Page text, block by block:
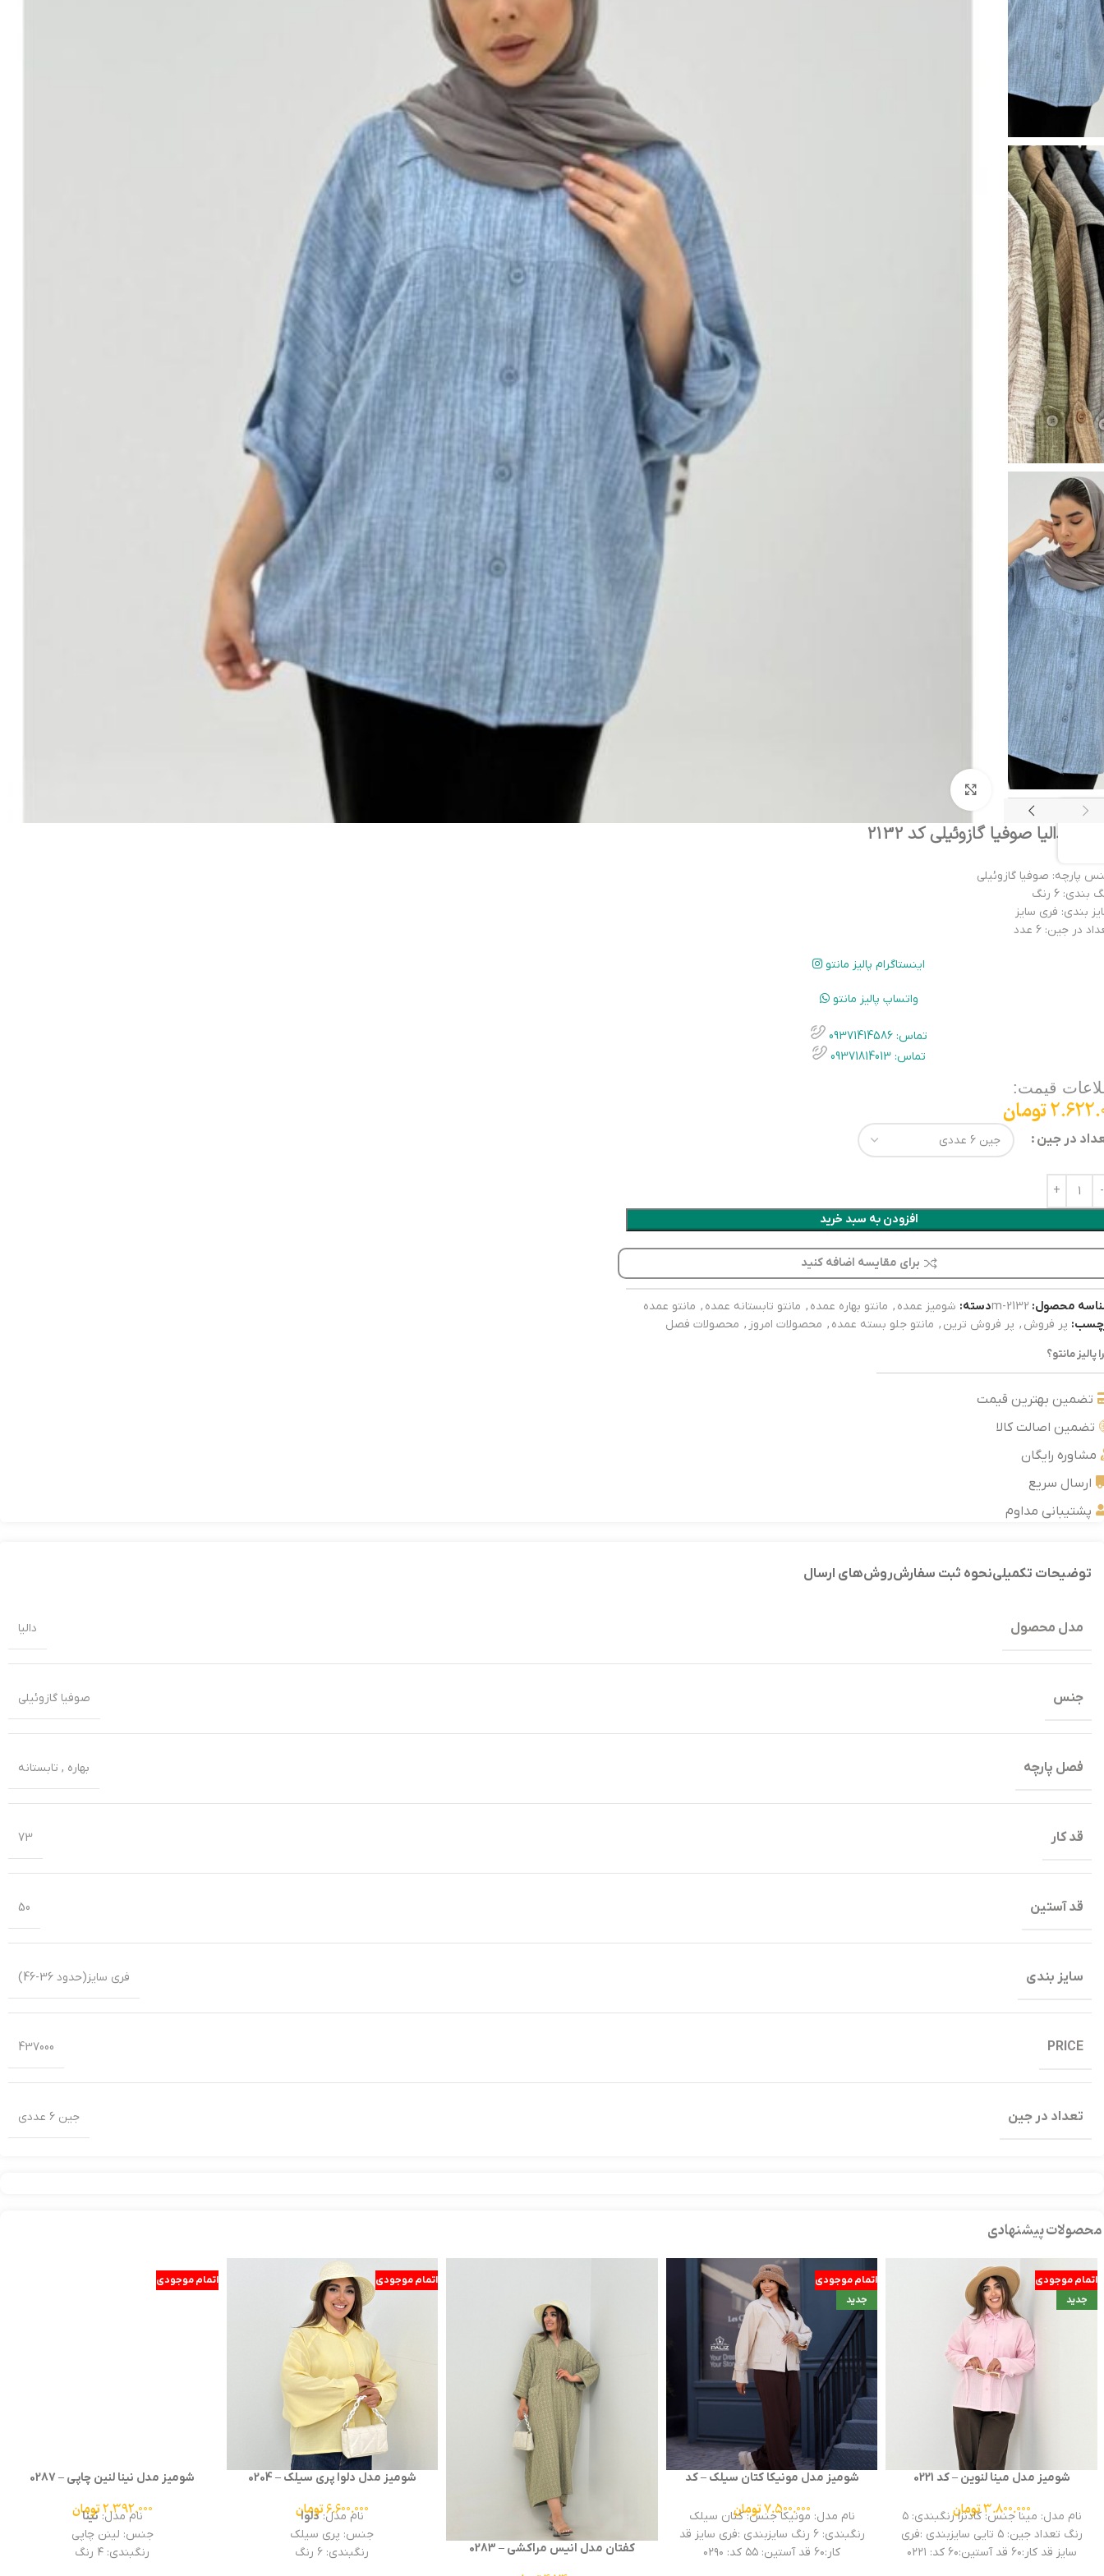
دالیا صوفیا گازوئیلی کد 2132
پارچه: صوفیا گازوئیلی
بندی: 6 رنگ
بندی: فری سایز
در جین: 6 عدد
اینستاگرام پالیز مانتو
واتساپ پالیز مانتو
تماس: 09371414586
تماس: 09371814013
قیمت:
تومان
در جین
افزودن به سبد خرید
برای مقایسه اضافه کنید
محصول: 2132-m دسته: شومیز عمده , مانتو بهاره عمده , مانتو تابستانه عمده , مانتو عمده
پر فروش , پر فروش ترین , مانتو جلو بسته عمده , محصولات امروز , محصولات فصل
پالیز مانتو؟
تضمین بهترین قیمت
تضمین اصالت کالا
مشاوره رایگان
ارسال سریع
پشتیبانی مداوم
توضیحات تکمیلینحوه ثبت سفارشروش‌های ارسال
مدل محصول دالیا
جنس صوفیا گازوئیلی
فصل پارچه بهاره , تابستانه
قد کار 73
قد آستین 50
سایز بندی فری سایز(حدود 36-46)
PRICE
437000
تعداد در جین جین 6 عددی
محصولات پیشنهادی
اتمام موجودی
جدید
شومیز مدل مینا لنوین – کد 0221
3.800.000تومان
نام مدل: مینا جنس: کادنزا رنگبندی: ۵
رنگ تعداد جین: ۵ تایی سایزبندی :فری
سایز قد کار:۶۰ قد آستین:۶۰ کد: ۰۲۲۱
اتمام موجودی
جدید
شومیز مدل مونیکا کتان سیلک – کد
7.500.000تومان
نام مدل: مونیکا جنس: کتان سیلک
رنگبندی: ۶ رنگ سایزبندی :فری سایز قد
کار:۶۰ قد آستین: ۵۵ کد: ۰۲۹۰
کفتان مدل انیس مراکشی – 0283
اتمام موجودی
شومیز مدل دلوا پری سیلک – 0204
6.600.000توماننام مدل:دلوا
جنس: پری سیلک
رنگبندی: ۶ رنگ
اتمام موجودی
شومیز مدل نینا لنین چاپی – 0287
2.392.000توماننام مدل:نینا
جنس: لینن چاپی
رنگبندی: ۴ رنگ